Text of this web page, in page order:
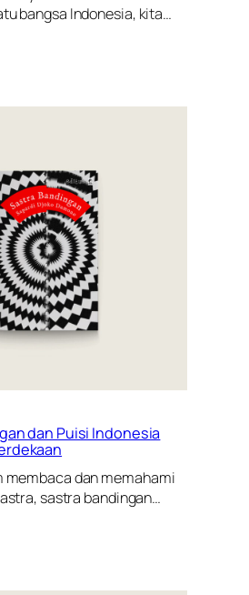
bangsa Indonesia, kita…
dan Puisi Indonesia
membaca dan memahami
sastra bandingan…